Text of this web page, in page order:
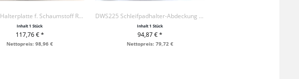
DWS225 Halterplatte f. Schaumstoff R.66
Inhalt1 Stück
117,76 € *
+ IN DEN WARENKORB
Nettopreis: 98,96 €
DWS225 Schleifpadhalter-Abdeckung R.64
Inhalt1 Stück
94,87 € *
+ IN DEN WARENKORB
Nettopreis: 79,72 €